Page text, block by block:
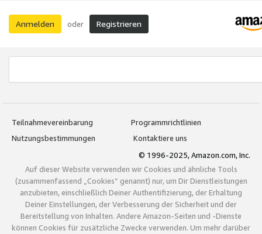
Anmelden oder Registrieren
Teilnahmevereinbarung
Programmrichtlinien
Nutzungsbestimmungen
Kontaktiere uns
© 1996-2025, Amazon.com, Inc.
Auf dieser Website verwenden wir Cookies und ähnliche Tools
(zusammenfassend „Cookies“ genannt) nur, um Dir Dienstleistungen
anzubieten, einschließlich Deiner Authentifizierung, der Erhaltung
Deiner Einstellungen, der Verbesserung der Sicherheit und der
Bereitstellung von Inhalten. Andere Amazon-Seiten und -Dienste
können Cookies für zusätzliche Zwecke verwenden. Um mehr darüber